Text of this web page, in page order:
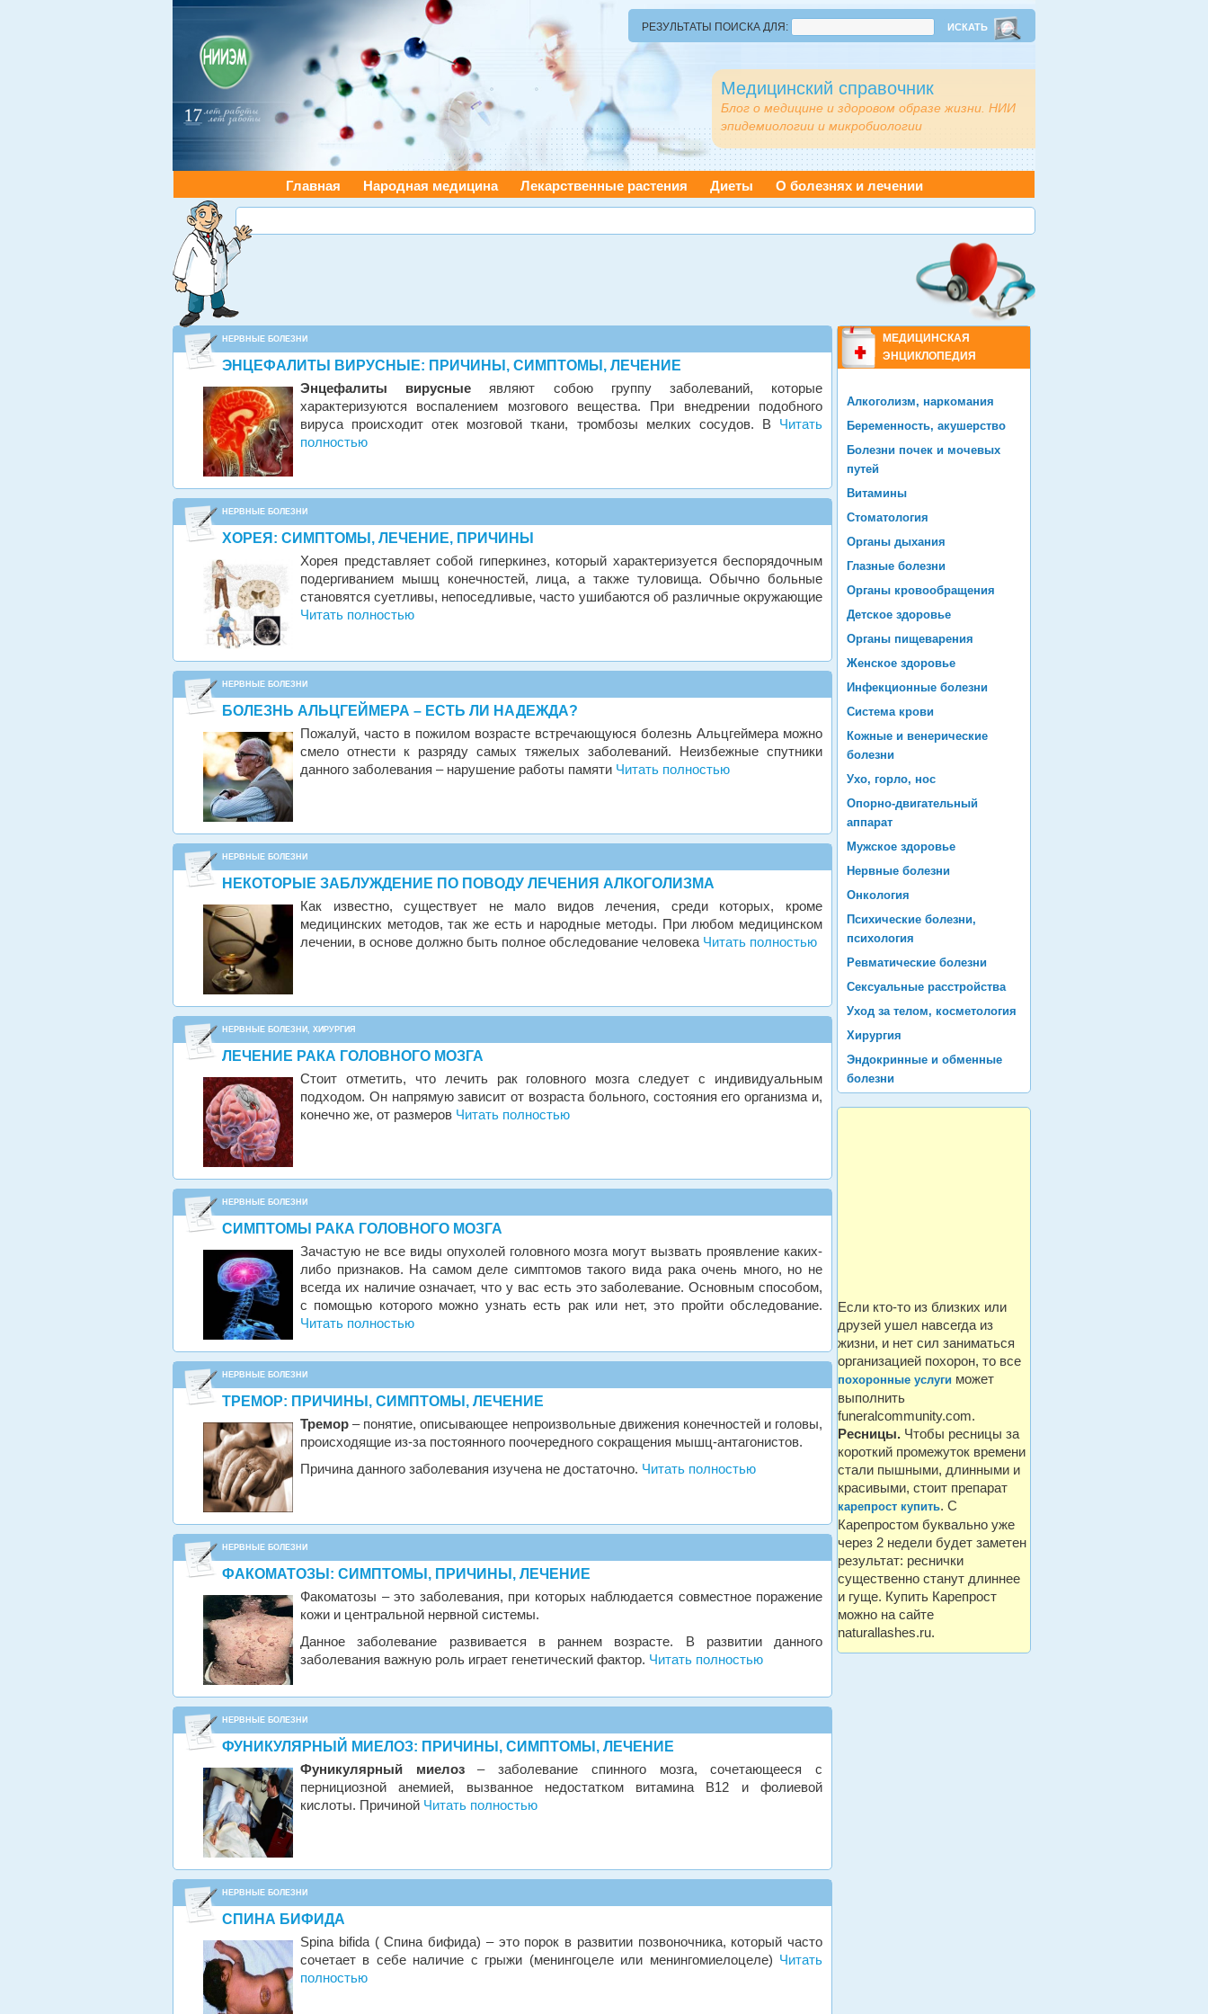
РЕЗУЛЬТАТЫ ПОИСКА ДЛЯ:
Медицинский справочник
Блог о медицине и здоровом образе жизни. НИИ
эпидемиологии и микробиологии
Главная Народная медицина Лекарственные растения Диеты О болезнях и лечении
НЕРВНЫЕ БОЛЕЗНИ
ЭНЦЕФАЛИТЫ ВИРУСНЫЕ: ПРИЧИНЫ, СИМПТОМЫ, ЛЕЧЕНИЕ
Энцефалиты вирусныеявляют собою группу заболеваний, которые
характеризуются воспалением мозгового вещества. При внедрении подобного
вируса происходит отек мозговой ткани, тромбозы мелких сосудов. В Читать
полностью
НЕРВНЫЕ БОЛЕЗНИ
ХОРЕЯ: СИМПТОМЫ, ЛЕЧЕНИЕ, ПРИЧИНЫ
Хорея представляет собой гиперкинез, который характеризуется беспорядочным
подергиванием мышц конечностей, лица, а также туловища. Обычно больные
становятся суетливы, непоседливые, часто ушибаются об различные окружающие
Читать полностью
НЕРВНЫЕ БОЛЕЗНИ
БОЛЕЗНЬ АЛЬЦГЕЙМЕРА – ЕСТЬ ЛИ НАДЕЖДА?
Пожалуй, часто в пожилом возрасте встречающуюся болезнь Альцгеймера можно
смело отнести к разряду самых тяжелых заболеваний. Неизбежные спутники
данного заболевания – нарушение работы памяти Читать полностью
НЕРВНЫЕ БОЛЕЗНИ
НЕКОТОРЫЕ ЗАБЛУЖДЕНИЕ ПО ПОВОДУ ЛЕЧЕНИЯ АЛКОГОЛИЗМА
Как известно, существует не мало видов лечения, среди которых, кроме
медицинских методов, так же есть и народные методы. При любом медицинском
лечении, в основе должно быть полное обследование человека Читать полностью
НЕРВНЫЕ БОЛЕЗНИ, ХИРУРГИЯ
ЛЕЧЕНИЕ РАКА ГОЛОВНОГО МОЗГА
Стоит отметить, что лечить рак головного мозга следует с индивидуальным
подходом. Он напрямую зависит от возраста больного, состояния его организма и,
конечно же, от размеров Читать полностью
НЕРВНЫЕ БОЛЕЗНИ
СИМПТОМЫ РАКА ГОЛОВНОГО МОЗГА
Зачастую не все виды опухолей головного мозга могут вызвать проявление каких-
либо признаков. На самом деле симптомов такого вида рака очень много, но не
всегда их наличие означает, что у вас есть это заболевание. Основным способом,
с помощью которого можно узнать есть рак или нет, это пройти обследование.
Читать полностью
НЕРВНЫЕ БОЛЕЗНИ
ТРЕМОР: ПРИЧИНЫ, СИМПТОМЫ, ЛЕЧЕНИЕ
Тремор– понятие, описывающее непроизвольные движения конечностей и головы,
происходящие из-за постоянного поочередного сокращения мышц-антагонистов.
Причина данного заболевания изучена не достаточно. Читать полностью
НЕРВНЫЕ БОЛЕЗНИ
ФАКОМАТОЗЫ: СИМПТОМЫ, ПРИЧИНЫ, ЛЕЧЕНИЕ
Факоматозы – это заболевания, при которых наблюдается совместное поражение
кожи и центральной нервной системы.
Данное заболевание развивается в раннем возрасте. В развитии данного
заболевания важную роль играет генетический фактор. Читать полностью
НЕРВНЫЕ БОЛЕЗНИ
ФУНИКУЛЯРНЫЙ МИЕЛОЗ: ПРИЧИНЫ, СИМПТОМЫ, ЛЕЧЕНИЕ
Фуникулярный миелоз– заболевание спинного мозга, сочетающееся с
пернициозной анемией, вызванное недостатком витамина В12 и фолиевой
кислоты. Причиной Читать полностью
НЕРВНЫЕ БОЛЕЗНИ
СПИНА БИФИДА
Spina bifida ( Спина бифида) – это порок в развитии позвоночника, который часто
сочетает в себе наличие с грыжи (менингоцеле или менингомиелоцеле) Читать
полностью
МЕДИЦИНСКАЯ
ЭНЦИКЛОПЕДИЯ
Алкоголизм, наркомания
Беременность, акушерство
Болезни почек и мочевых
путей
Витамины
Стоматология
Органы дыхания
Глазные болезни
Органы кровообращения
Детское здоровье
Органы пищеварения
Женское здоровье
Инфекционные болезни
Система крови
Кожные и венерические
болезни
Ухо, горло, нос
Опорно-двигательный
аппарат
Мужское здоровье
Нервные болезни
Онкология
Психические болезни,
психология
Ревматические болезни
Сексуальные расстройства
Уход за телом, косметология
Хирургия
Эндокринные и обменные
болезни
Если кто-то из близких или
друзей ушел навсегда из
жизни, и нет сил заниматься
организацией похорон, то все
похоронные услуги может
выполнить
funeralcommunity.com.
Ресницы. Чтобы ресницы за
короткий промежуток времени
стали пышными, длинными и
красивыми, стоит препарат
карепрост купить. С
Карепростом буквально уже
через 2 недели будет заметен
результат: реснички
существенно станут длиннее
и гуще. Купить Карепрост
можно на сайте
naturallashes.ru.